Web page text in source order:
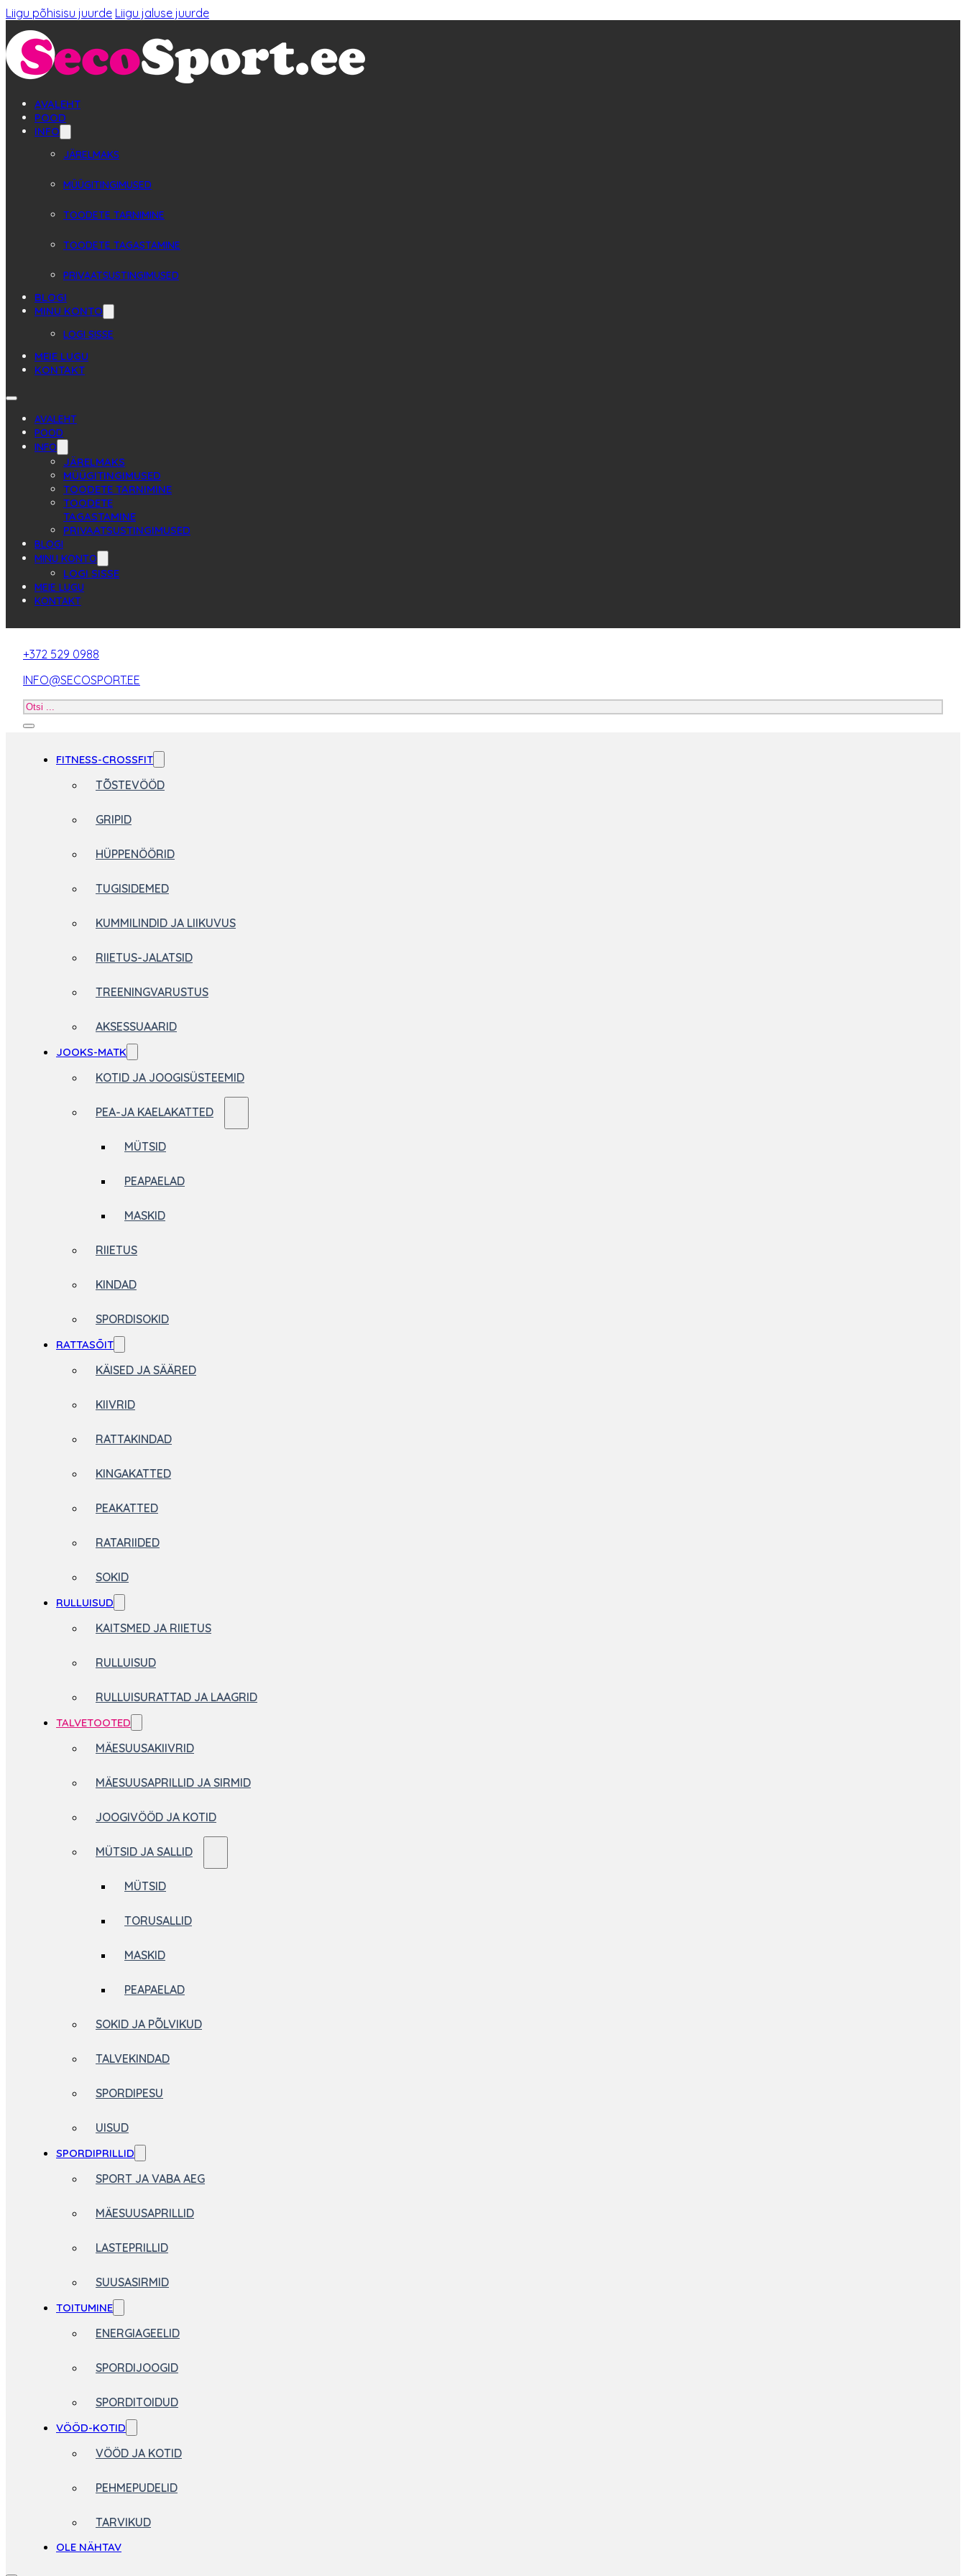
Liigu põhisisu juurde Liigu jaluse juurde
AVALEHT
POOD
INFO
JÄRELMAKS
MÜÜGITINGIMUSED
TOODETE TARNIMINE
TOODETE TAGASTAMINE
PRIVAATSUSTINGIMUSED
BLOGI
MINU KONTO
LOGI SISSE
MEIE LUGU
KONTAKT
AVALEHT
POOD
INFO
JÄRELMAKS
MÜÜGITINGIMUSED
TOODETE TARNIMINE
TOODETE
TAGASTAMINE
PRIVAATSUSTINGIMUSED
BLOGI
MINU KONTO
LOGI SISSE
MEIE LUGU
KONTAKT
+372 529 0988
INFO@SECOSPORT.EE
Otsi
FITNESS-CROSSFIT
TÕSTEVÖÖD
GRIPID
HÜPPENÖÖRID
TUGISIDEMED
KUMMILINDID JA LIIKUVUS
RIIETUS-JALATSID
TREENINGVARUSTUS
AKSESSUAARID
JOOKS-MATK
KOTID JA JOOGISÜSTEEMID
PEA-JA KAELAKATTED
MÜTSID
PEAPAELAD
MASKID
RIIETUS
KINDAD
SPORDISOKID
RATTASÕIT
KÄISED JA SÄÄRED
KIIVRID
RATTAKINDAD
KINGAKATTED
PEAKATTED
RATARIIDED
SOKID
RULLUISUD
KAITSMED JA RIIETUS
RULLUISUD
RULLUISURATTAD JA LAAGRID
TALVETOOTED
MÄESUUSAKIIVRID
MÄESUUSAPRILLID JA SIRMID
JOOGIVÖÖD JA KOTID
MÜTSID JA SALLID
MÜTSID
TORUSALLID
MASKID
PEAPAELAD
SOKID JA PÕLVIKUD
TALVEKINDAD
SPORDIPESU
UISUD
SPORDIPRILLID
SPORT JA VABA AEG
MÄESUUSAPRILLID
LASTEPRILLID
SUUSASIRMID
TOITUMINE
ENERGIAGEELID
SPORDIJOOGID
SPORDITOIDUD
VÖÖD-KOTID
VÖÖD JA KOTID
PEHMEPUDELID
TARVIKUD
OLE NÄHTAV